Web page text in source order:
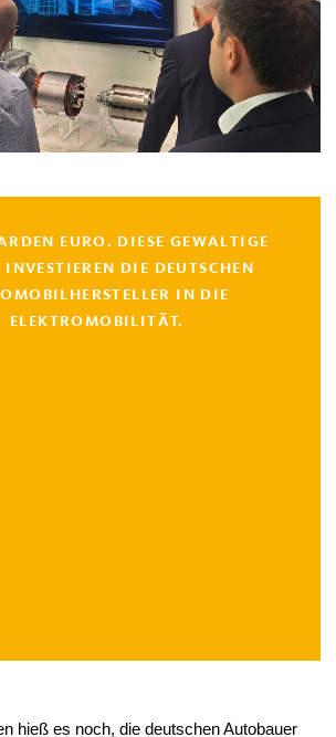
EURO. DIESE GEWALTIGE
INVESTIEREN DIE DEUTSCHEN
IN DIE
ELEKTROMOBILITÄT.
hieß es noch, die deutschen Autobauer